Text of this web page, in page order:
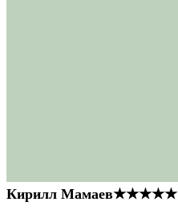
Кирилл Мамаев★★★★★